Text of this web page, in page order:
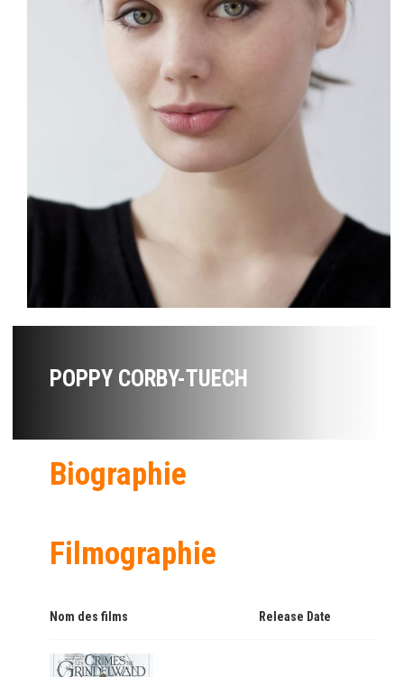
POPPY CORBY-TUECH
Biographie
Filmographie
Nom des films Release Date